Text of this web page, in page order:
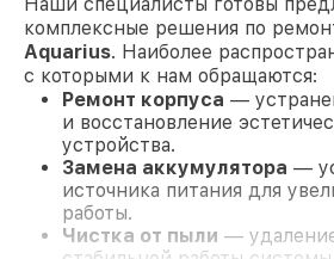
комплексные решения по
Aquarius. Наиболее
с которыми к нам обращаются:
Ремонт корпуса —
и восстановление
устройства.
Замена аккумулятора —
источника питания для
работы.
Чистка от пыли —